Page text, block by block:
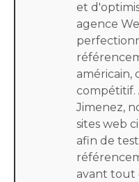
et
agence
américain,
compétitif.
Jimenez,
sites web
afin de
avant tout